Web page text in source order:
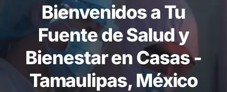
Bienvenidos a Tu
Fuente de Salud y
Bienestar en Casas -
Tamaulipas, México